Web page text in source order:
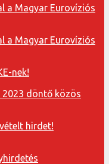
a Magyar Eurovíziós
a Magyar Eurovíziós
nek!
2023 döntő közös
hirdet!